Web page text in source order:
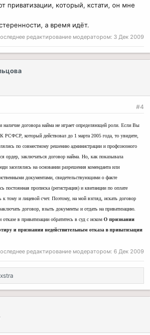
приватизации, который, кстати, он мне
а время идёт.
редактирование модератором: 3 Дек 2009
#4
наличие договора найма не играет определяющей роли. Если Вы
РСФСР, который действовал до 1 марта 2005 года, то увидите,
по совместному решению администрации и профсоюзного
ордер, заключаться договор найма. Но, как показывала
заселялись на основании разрешения коменданта или
документами, свидетельствующими о факте
постоянная прописка (регистрация) и квитанции по оплате
тому и лицевой счет. Поэтому, на мой взгляд, искать договор
договор, взыть документы и отдать на приватизацию.
в приватизации обратитесь в суд с иском О признании
и признании недействительным отказа в приватизации
редактирование модератором: 6 Дек 2009